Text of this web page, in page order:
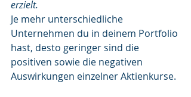
erzielt.
Je mehr unterschiedliche
Unternehmen du in deinem Portfolio
hast, desto geringer sind die
positiven sowie die negativen
Auswirkungen einzelner Aktienkurse.